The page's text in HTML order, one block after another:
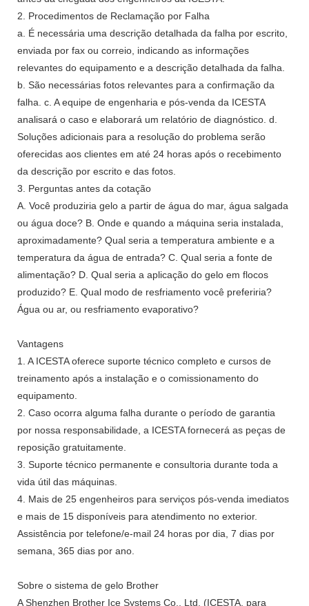
2. Procedimentos de Reclamação por Falha
a. É necessária uma descrição detalhada da falha por escrito,
enviada por fax ou correio, indicando as informações
relevantes do equipamento e a descrição detalhada da falha.
b. São necessárias fotos relevantes para a confirmação da
falha. c. A equipe de engenharia e pós-venda da ICESTA
analisará o caso e elaborará um relatório de diagnóstico. d.
Soluções adicionais para a resolução do problema serão
oferecidas aos clientes em até 24 horas após o recebimento
da descrição por escrito e das fotos.
3. Perguntas antes da cotação
A. Você produziria gelo a partir de água do mar, água salgada
ou água doce? B. Onde e quando a máquina seria instalada,
aproximadamente? Qual seria a temperatura ambiente e a
temperatura da água de entrada? C. Qual seria a fonte de
alimentação? D. Qual seria a aplicação do gelo em flocos
produzido? E. Qual modo de resfriamento você preferiria?
Água ou ar, ou resfriamento evaporativo?
Vantagens
1. A ICESTA oferece suporte técnico completo e cursos de
treinamento após a instalação e o comissionamento do
equipamento.
2. Caso ocorra alguma falha durante o período de garantia
por nossa responsabilidade, a ICESTA fornecerá as peças de
reposição gratuitamente.
3. Suporte técnico permanente e consultoria durante toda a
vida útil das máquinas.
4. Mais de 25 engenheiros para serviços pós-venda imediatos
e mais de 15 disponíveis para atendimento no exterior.
Assistência por telefone/e-mail 24 horas por dia, 7 dias por
semana, 365 dias por ano.
Sobre o sistema de gelo Brother
A Shenzhen Brother Ice Systems Co., Ltd. (ICESTA, para